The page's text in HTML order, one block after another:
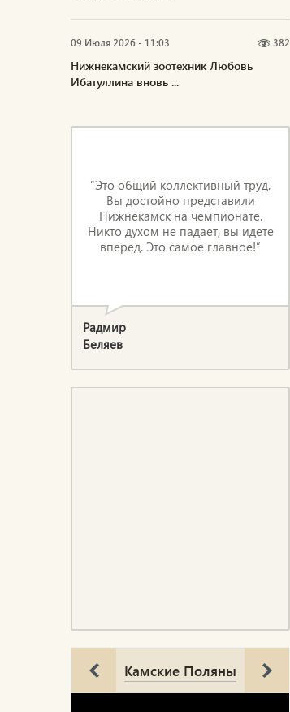
09 Июля 2026 - 11:03 382
Нижнекамский зоотехник Любовь
Ибатуллина вновь ...
“Это общий коллективный труд.
Вы достойно представили
Нижнекамск на чемпионате.
Никто духом не падает, вы идете
вперед. Это самое главное!”
Радмир
Беляев
Камские Поляны